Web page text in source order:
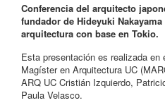
Conferencia del arquitecto
fundador de Hideyuki
arquitectura con base en Tokio.
Esta presentación es realizada en
Magíster en Arquitectura UC
ARQ UC Cristián Izquierdo,
Paula Velasco.